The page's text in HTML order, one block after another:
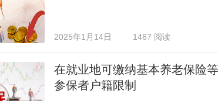
2025年1月14日 1467 阅读
在就业地可缴纳基本养老保险
参保者户籍限制